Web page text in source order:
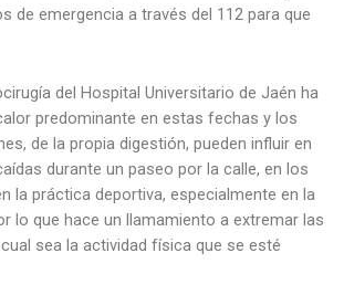
de emergencia a través del 112 para que
del Hospital Universitario de Jaén ha
predominante en estas fechas y los
de la propia digestión, pueden influir en
durante un paseo por la calle, en los
la práctica deportiva, especialmente en la
lo que hace un llamamiento a extremar las
sea la actividad física que se esté